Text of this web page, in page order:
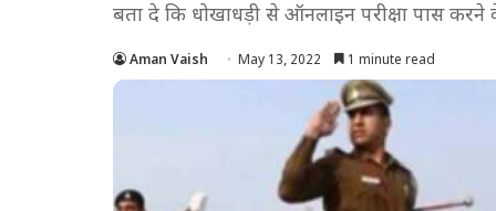
बता दे कि धोखाधड़ी से ऑनलाइन परीक्षा पास करने
Aman Vaish May 13, 2022 1 minute read